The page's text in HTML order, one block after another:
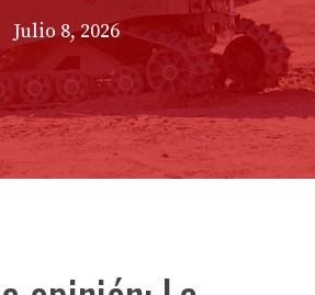
Julio 8, 2026